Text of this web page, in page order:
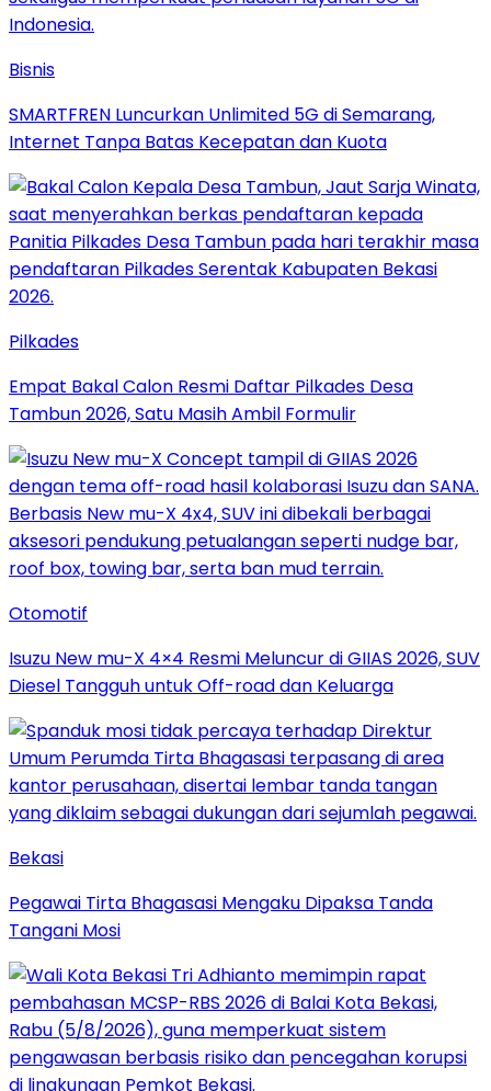
Bisnis
SMARTFREN Luncurkan Unlimited 5G di Semarang,
Internet Tanpa Batas Kecepatan dan Kuota
Pilkades
Empat Bakal Calon Resmi Daftar Pilkades Desa
Tambun 2026, Satu Masih Ambil Formulir
Otomotif
Isuzu New mu-X 4×4 Resmi Meluncur di GIIAS 2026, SUV
Diesel Tangguh untuk Off-road dan Keluarga
Bekasi
Pegawai Tirta Bhagasasi Mengaku Dipaksa Tanda
Tangani Mosi